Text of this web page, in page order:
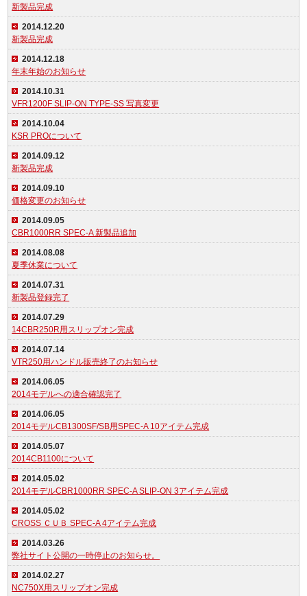
新製品完成
2014.12.20
新製品完成
2014.12.18
年末年始のお知らせ
2014.10.31
VFR1200F SLIP-ON TYPE-SS 写真変更
2014.10.04
KSR PROについて
2014.09.12
新製品完成
2014.09.10
価格変更のお知らせ
2014.09.05
CBR1000RR SPEC-A 新製品追加
2014.08.08
夏季休業について
2014.07.31
新製品登録完了
2014.07.29
14CBR250R用スリップオン完成
2014.07.14
VTR250用ハンドル販売終了のお知らせ
2014.06.05
2014モデルへの適合確認完了
2014.06.05
2014モデルCB1300SF/SB用SPEC-A 10アイテム完成
2014.05.07
2014CB1100について
2014.05.02
2014モデルCBR1000RR SPEC-A SLIP-ON 3アイテム完成
2014.05.02
CROSS ＣＵＢ SPEC-A 4アイテム完成
2014.03.26
弊社サイト公開の一時停止のお知らせ。
2014.02.27
NC750X用スリップオン完成